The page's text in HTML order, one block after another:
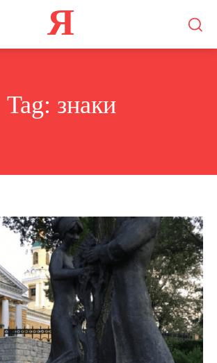
Я
Tag: знаки